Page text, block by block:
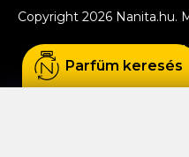
Copyright 2026 Nanita.hu.
Parfüm keresés